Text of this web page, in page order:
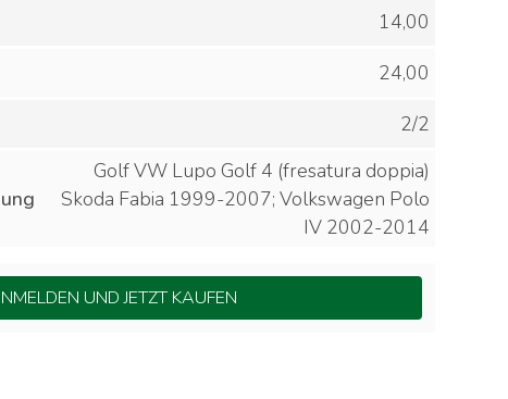
14,00
24,00
2/2
Golf VW Lupo Golf 4 (fresatura doppia)
Skoda Fabia 1999-2007; Volkswagen Polo
IV 2002-2014
UND JETZT KAUFEN